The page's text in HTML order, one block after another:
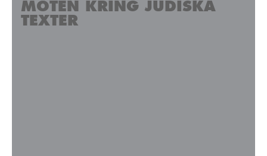
MÖTEN KRING JUDISKA
TEXTER